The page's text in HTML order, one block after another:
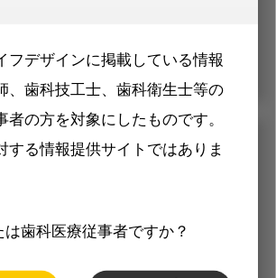
フデザインに掲載している情報
、歯科技工士、歯科衛生士等の
者の方を対象にしたものです。
する情報提供サイトではありま
は歯科医療従事者ですか？
メリット